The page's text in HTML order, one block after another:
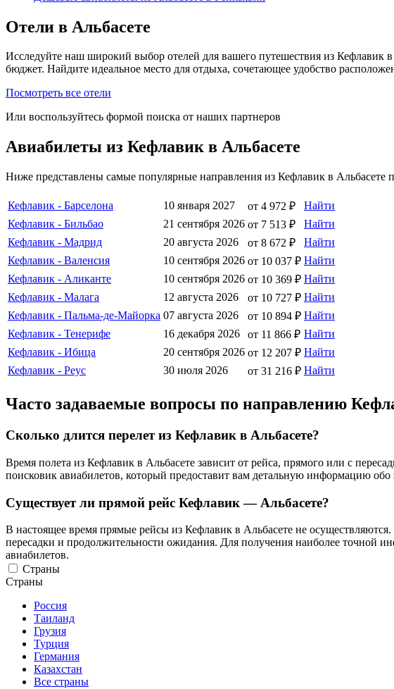
Отели в Альбасете
Исследуйте наш широкий выбор отелей для вашего путешествия из
бюджет. Найдите идеальное место для отдыха, сочетающее удобство
Посмотреть все отели
Или воспользуйтесь формой поиска от наших партнеров
Авиабилеты из Кефлавик в Альбасете
Ниже представлены самые популярные направления из Кефлавик в
Кефлавик - Барселона 10 января 2027 от 4 972 ₽
Найти
Кефлавик - Бильбао
21 сентября 2026 от 7 513 ₽
Найти
Кефлавик - Мадрид
20 августа 2026 от 8 672 ₽
Найти
Кефлавик - Валенсия
10 сентября 2026 от 10 037 ₽ Найти
Кефлавик - Аликанте
10 сентября 2026 от 10 369 ₽ Найти
Кефлавик - Малага
12 августа 2026 от 10 727 ₽ Найти
Кефлавик - Пальма-де-Майорка 07 августа 2026 от 10 894 ₽ Найти
Кефлавик - Тенерифе
16 декабря 2026 от 11 866 ₽ Найти
Кефлавик - Ибица
20 сентября 2026 от 12 207 ₽ Найти
Кефлавик - Реус
30 июля 2026 от 31 216 ₽ Найти
Часто задаваемые вопросы по направлению
Сколько длится перелет из Кефлавик в Альбасете?
Время полета из Кефлавик в Альбасете зависит от рейса, прямого или с
поисковик авиабилетов, который предоставит вам детальную информацию обо
Существует ли прямой рейс Кефлавик — Альбасете?
В настоящее время прямые рейсы из Кефлавик в Альбасете не
пересадки и продолжительности ожидания. Для получения наиболее точной
авиабилетов.
Страны
Страны
Россия
Таиланд
Грузия
Турция
Германия
Казахстан
Все страны